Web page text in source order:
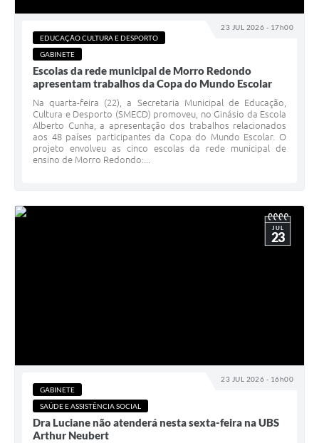
23 JUL 2026 - 17h00
EDUCAÇÃO CULTURA E DESPORTO
GABINETE
Escolas da rede municipal de Morro Redondo
apresentam trabalhos da Copa do Mundo Escolar
Na quarta-feira (22), a Secretaria Municipal de Educação,
Cultura e Desporto (SMECD) promoveu, no Ginásio da Escola
Alberto Cunha, a apresentação dos trabalhos relacionados
aos 48 países participantes da Copa do Mundo Escolar. O
projeto envolveu as cinco escolas da rede municipal de
ensino de Morro Redondo:...
23 JUL 2026 - 16h00
JUL
23
GABINETE
SAÚDE E ASSISTÊNCIA SOCIAL
Dra Luciane não atenderá nesta sexta-feira na UBS
Arthur Neubert